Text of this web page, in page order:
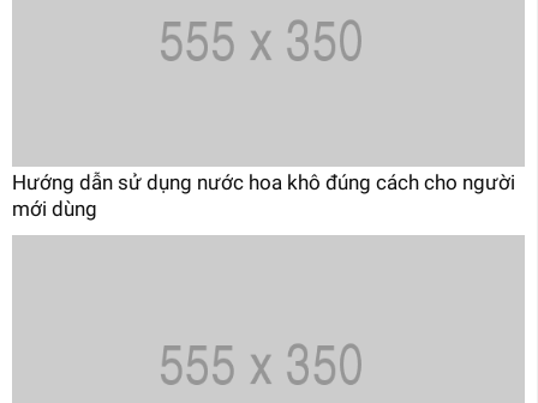
Hướng dẫn sử dụng nước hoa khô đúng cách cho người
mới dùng